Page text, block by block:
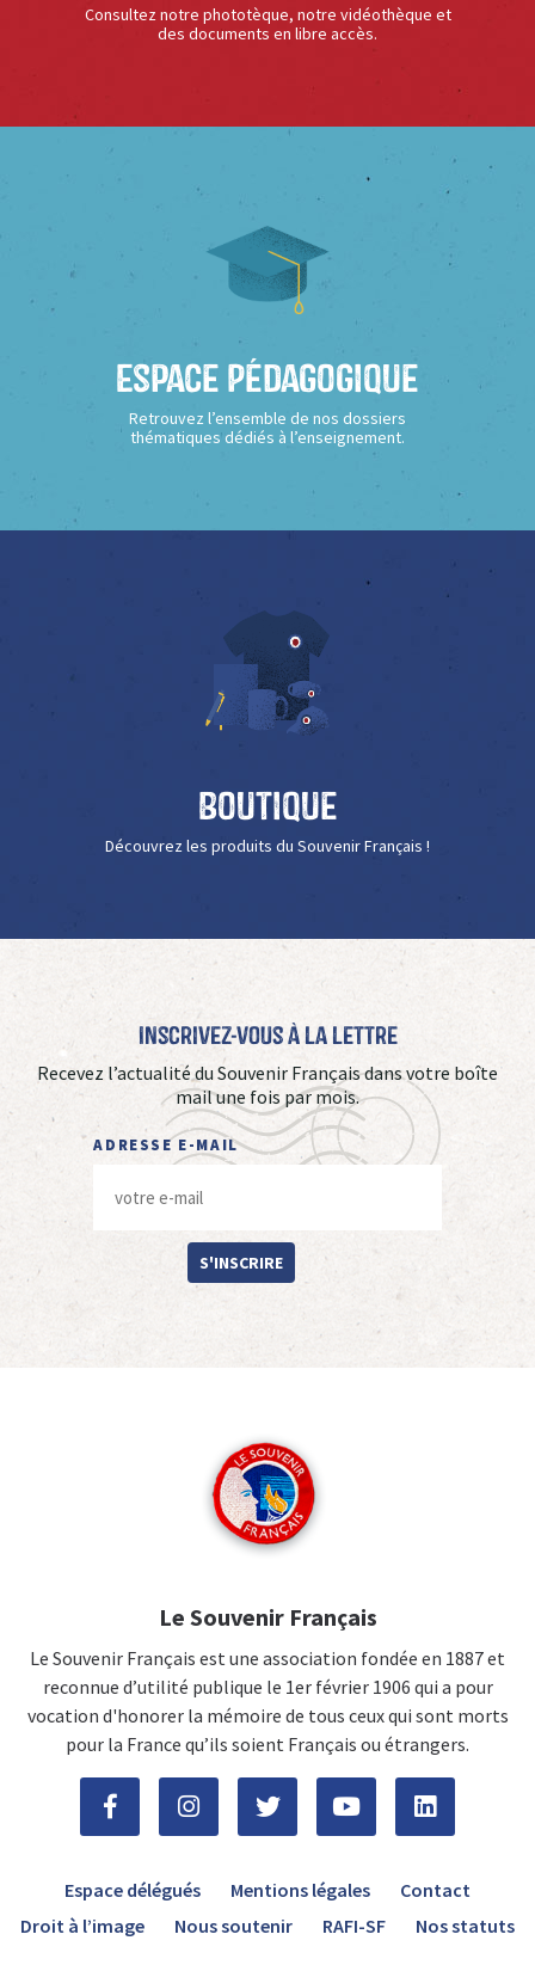
Consultez notre phototèque, notre vidéothèque et
des documents en libre accès.
Espace Pédagogique
Retrouvez l’ensemble de nos dossiers
thématiques dédiés à l’enseignement.
Boutique
Découvrez les produits du Souvenir Français !
Inscrivez-vous à La Lettre
Recevez l’actualité du Souvenir Français dans votre boîte
mail une fois par mois.
ADRESSE E-MAIL
S'INSCRIRE
Le Souvenir Français
Le Souvenir Français est une association fondée en 1887 et
reconnue d’utilité publique le 1er février 1906 qui a pour
vocation d'honorer la mémoire de tous ceux qui sont morts
pour la France qu’ils soient Français ou étrangers.
Espace délégués Mentions légales
Contact
Droit à l’image
Nous soutenir RAFI-SF Nos statuts